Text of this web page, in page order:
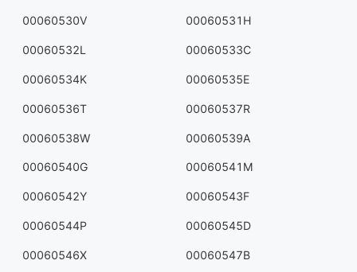
00060530V 00060531H
00060532L 00060533C
00060534K 00060535E
00060536T 00060537R
00060538W 00060539A
00060540G 00060541M
00060542Y 00060543F
00060544P 00060545D
00060546X 00060547B